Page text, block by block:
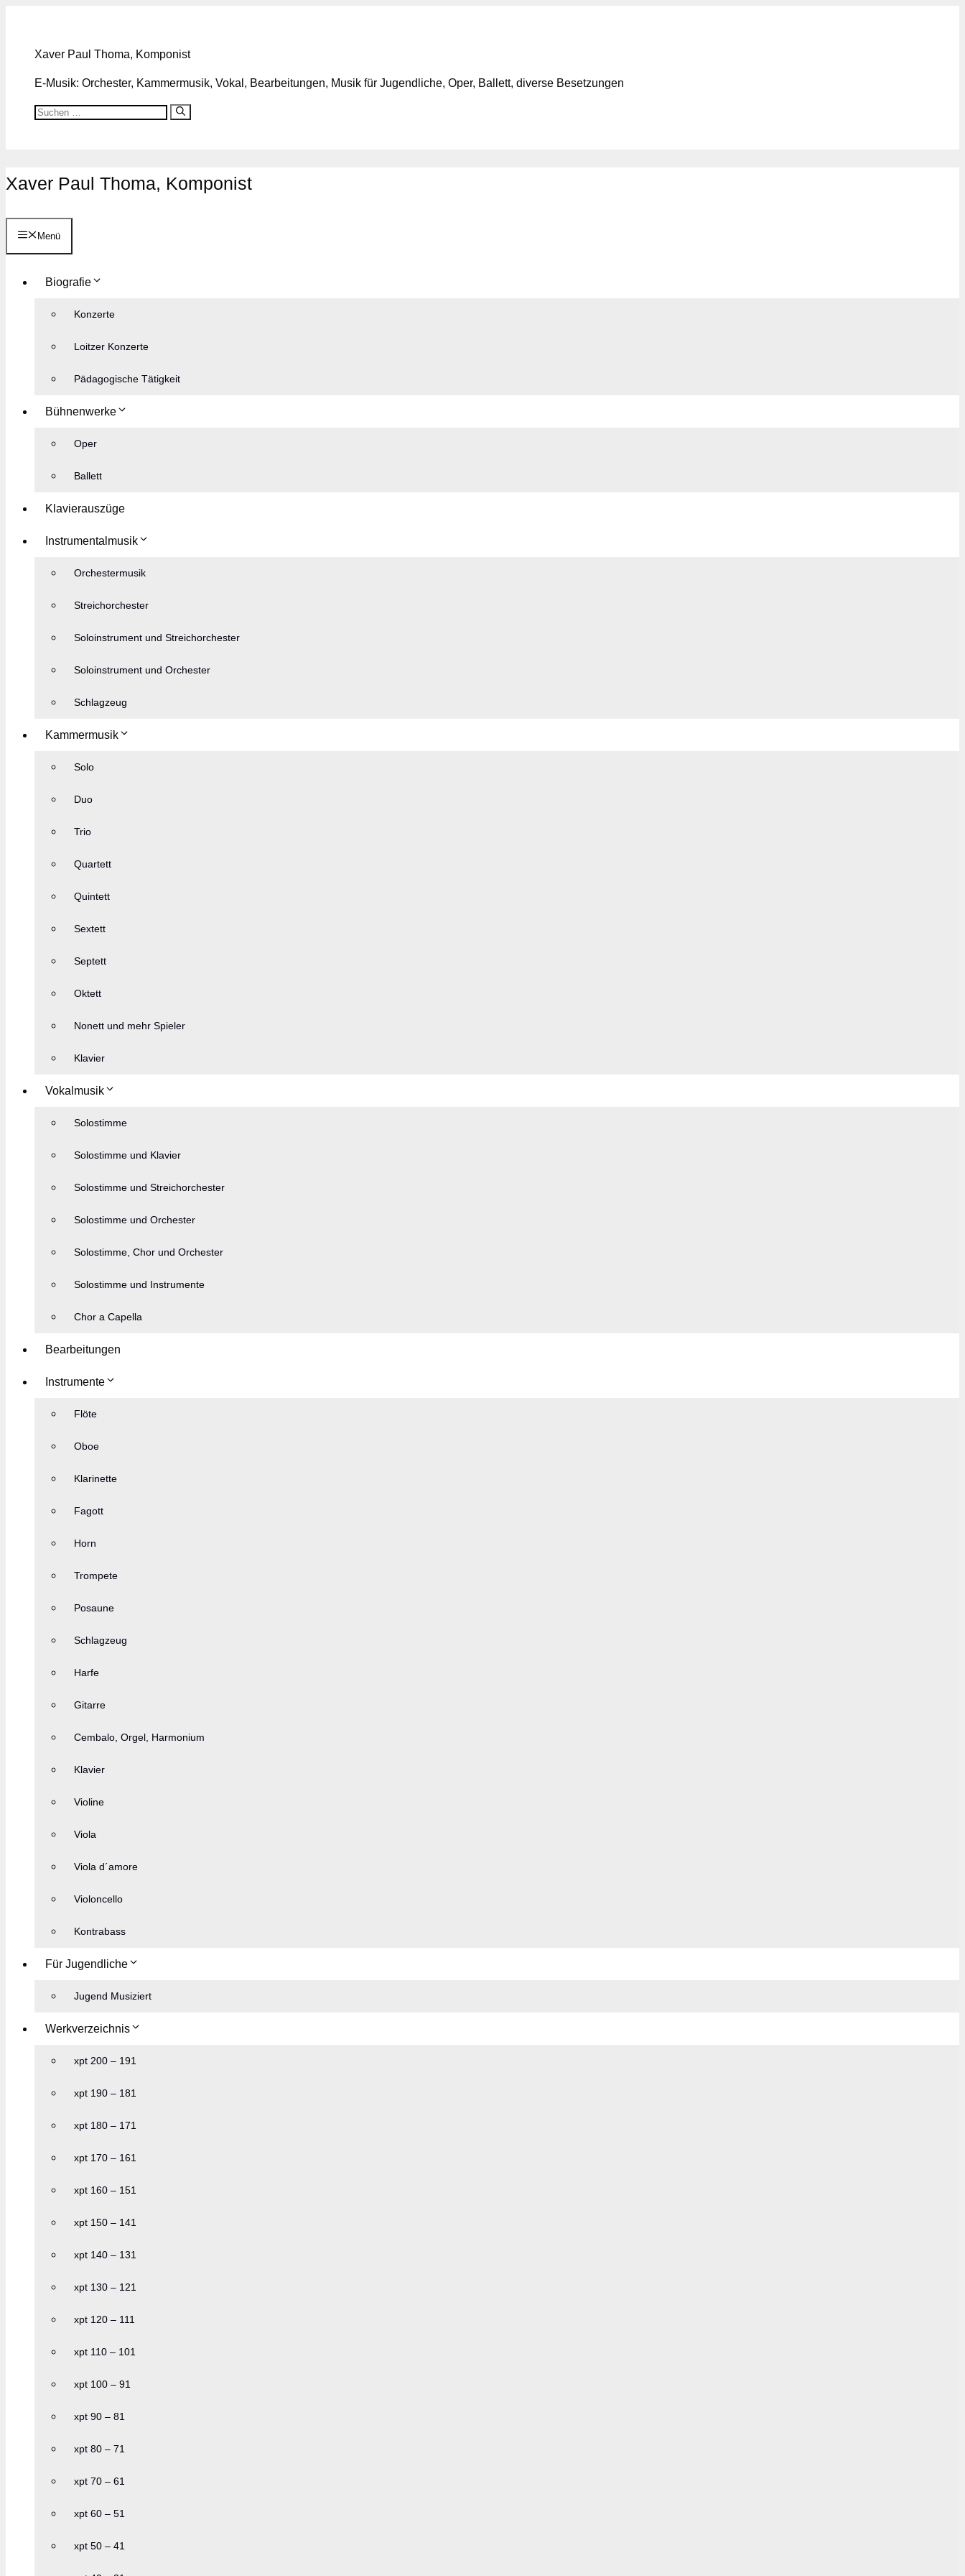
springen
Xaver Paul Thoma, Komponist
E-Musik: Orchester, Kammermusik, Vokal, Bearbeitungen, Musik für Jugendliche, Oper, Ballett, diverse Besetzungen
Suchen
Xaver Paul Thoma, Komponist
Menü
Biografie
Konzerte
Loitzer Konzerte
Pädagogische Tätigkeit
Bühnenwerke
Oper
Ballett
Klavierauszüge
Instrumentalmusik
Orchestermusik
Streichorchester
Soloinstrument und Streichorchester
Soloinstrument und Orchester
Schlagzeug
Kammermusik
Solo
Duo
Trio
Quartett
Quintett
Sextett
Septett
Oktett
Nonett und mehr Spieler
Klavier
Vokalmusik
Solostimme
Solostimme und Klavier
Solostimme und Streichorchester
Solostimme und Orchester
Solostimme, Chor und Orchester
Solostimme und Instrumente
Chor a Capella
Bearbeitungen
Instrumente
Flöte
Oboe
Klarinette
Fagott
Horn
Trompete
Posaune
Schlagzeug
Harfe
Gitarre
Cembalo, Orgel, Harmonium
Klavier
Violine
Viola
Viola d´amore
Violoncello
Kontrabass
Für Jugendliche
Jugend Musiziert
Werkverzeichnis
xpt 200 – 191
xpt 190 – 181
xpt 180 – 171
xpt 170 – 161
xpt 160 – 151
xpt 150 – 141
xpt 140 – 131
xpt 130 – 121
xpt 120 – 111
xpt 110 – 101
xpt 100 – 91
xpt 90 – 81
xpt 80 – 71
xpt 70 – 61
xpt 60 – 51
xpt 50 – 41